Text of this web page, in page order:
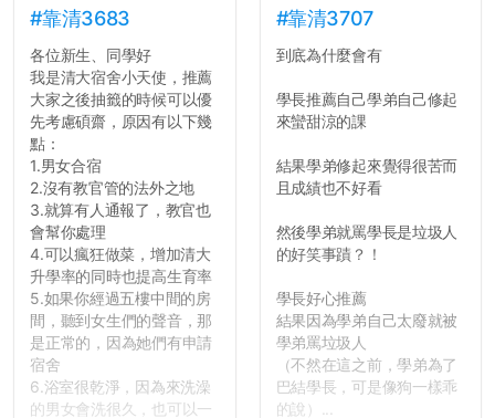
#靠清3683
各位新生、同學好
我是清大宿舍小天使，推薦
大家之後抽籤的時候可以優
先考慮碩齋，原因有以下幾
點：
1.男女合宿
2.沒有教官管的法外之地
3.就算有人通報了，教官也
會幫你處理
4.可以瘋狂做菜，增加清大
升學率的同時也提高生育率
5.如果你經過五樓中間的房
間，聽到女生們的聲音，那
是正常的，因為她們有申請
宿舍
6.浴室很乾淨，因為來洗澡
的男女會洗很久，也可以一
#靠清3707
到底為什麼會有
學長推薦自己學弟自己修起
來蠻甜涼的課
結果學弟修起來覺得很苦而
且成績也不好看
然後學弟就罵學長是垃圾人
的好笑事蹟？！
學長好心推薦
結果因為學弟自己太廢就被
學弟罵垃圾人
（不然在這之前，學弟為了
巴結學長，可是像狗一樣乖
的說）...